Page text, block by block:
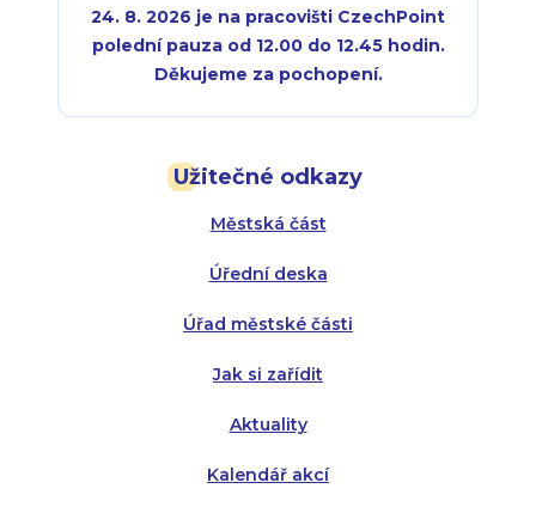
Užitečné odkazy
Městská část
Úřední deska
Úřad městské části
Jak si zařídit
Aktuality
Kalendář akcí
24. 8. 2026 je na pracovišti CzechPoint
polední pauza od 12.00 do 12.45 hodin.
Děkujeme za pochopení.
Úterý:
Středa:
Čtvrtek:
Pátek:
Úterý:
Středa:
Čtvrtek: